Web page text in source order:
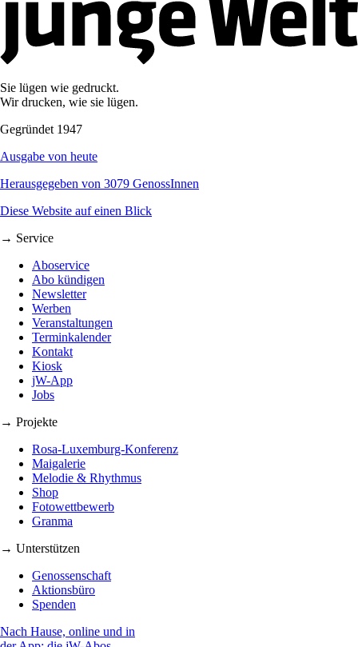
Sie lügen wie gedruckt.
Wir drucken, wie sie lügen.
Gegründet 1947
Ausgabe von heute
Herausgegeben von 3079 GenossInnen
Diese Website auf einen Blick
→ Service
Aboservice
Abo kündigen
Newsletter
Werben
Veranstaltungen
Terminkalender
Kontakt
Kiosk
jW-App
Jobs
→ Projekte
Rosa-Luxemburg-Konferenz
Maigalerie
Melodie & Rhythmus
Shop
Fotowettbewerb
Granma
→ Unterstützen
Genossenschaft
Aktionsbüro
Spenden
Nach Hause, online und in